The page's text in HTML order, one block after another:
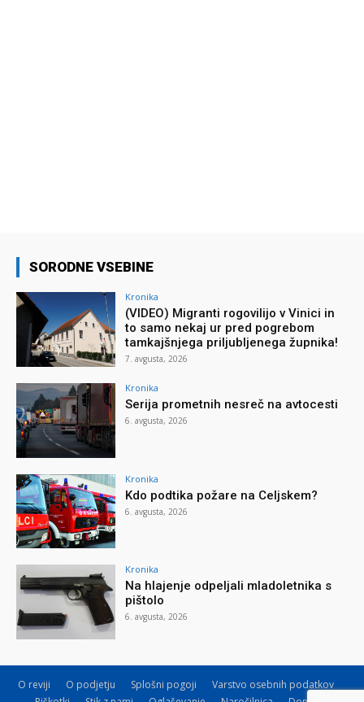
SORODNE VSEBINE
Kronika
(VIDEO) Migranti rogovilijo v Vinici in
to samo nekaj ur pred pogrebom
tamkajšnjega priljubljenega župnika!
7. avgusta, 2026
Kronika
Serija prometnih nesreč na avtocesti
6. avgusta, 2026
Kronika
Kdo podtika požare na Celjskem?
6. avgusta, 2026
Kronika
Na hlajenje odpeljali mladoletnika s
pištolo
6. avgusta, 2026
O reviji O podjetju Splošni pogoji
Varstvo osebnih podatkov